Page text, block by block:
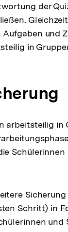
der
Aufgaben und
in
arbeitsteilig in
Schritt) in
und